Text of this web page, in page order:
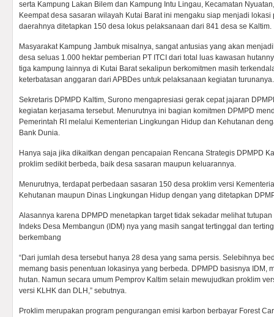
serta Kampung Lakan Bilem dan Kampung Intu Lingau, Kecamatan
Keempat desa sasaran wilayah Kutai Barat ini mengaku siap menjadi
daerahnya ditetapkan 150 desa lokus pelaksanaan dari 841 desa se Kaltim.
Masyarakat Kampung Jambuk misalnya, sangat antusias yang akan
desa seluas 1.000 hektar pemberian PT ITCI dari total luas kawasan
tiga kampung lainnya di Kutai Barat sekalipun berkomitmen masih
keterbatasan anggaran dari APBDes untuk pelaksanaan kegiatan turunanya.
Sekretaris DPMPD Kaltim, Surono mengapresiasi gerak cepat jajaran
kegiatan kerjasama tersebut. Menurutnya ini bagian komitmen DPMPD
Pemerintah RI melalui Kementerian Lingkungan Hidup dan Kehutanan
Bank Dunia.
Hanya saja jika dikaitkan dengan pencapaian Rencana Strategis DPMPD
proklim sedikit berbeda, baik desa sasaran maupun keluarannya.
Menurutnya, terdapat perbedaan sasaran 150 desa proklim versi
Kehutanan maupun Dinas Lingkungan Hidup dengan yang ditetapkan
Alasannya karena DPMPD menetapkan target tidak sekadar melihat
Indeks Desa Membangun (IDM) nya yang masih sangat tertinggal dan
berkembang
“Dari jumlah desa tersebut hanya 28 desa yang sama persis. Selebihnya
memang basis penentuan lokasinya yang berbeda. DPMPD basisnya IDM,
hutan. Namun secara umum Pemprov Kaltim selain mewujudkan proklim
versi KLHK dan DLH,” sebutnya.
Proklim merupakan program pengurangan emisi karbon berbayar Forest